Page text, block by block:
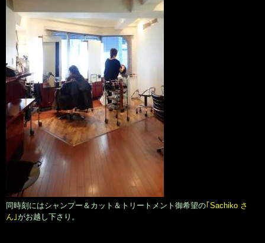
同時刻にはシャンプー＆カット＆トリートメント御希望の｢Sachiko さ
ん｣がお越し下さり。